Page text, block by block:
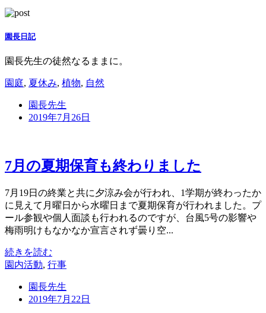
園長日記
園長先生の徒然なるままに。
園庭, 夏休み, 植物, 自然
園長先生
2019年7月26日
7月の夏期保育も終わりました
7月19日の終業と共に夕涼み会が行われ、1学期が終わったか
に見えて月曜日から水曜日まで夏期保育が行われました。プ
ール参観や個人面談も行われるのですが、台風5号の影響や
梅雨明けもなかなか宣言されず曇り空...
続きを読む
園内活動, 行事
園長先生
2019年7月22日